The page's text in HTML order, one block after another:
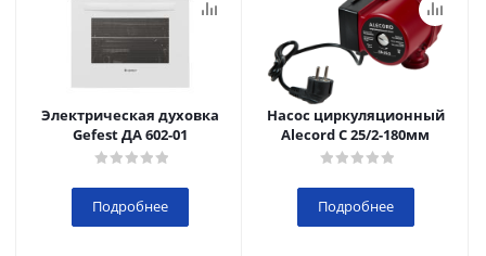
Электрическая духовка
Gefest ДА 602-01
Подробнее
Насос циркуляционный
Alecord C 25/2-180мм
Подробнее